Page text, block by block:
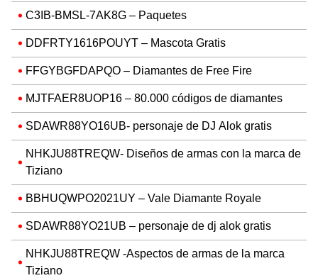
C3IB-BMSL-7AK8G – Paquetes
DDFRTY1616POUYT – Mascota Gratis
FFGYBGFDAPQO – Diamantes de Free Fire
MJTFAER8UOP16 – 80.000 códigos de diamantes
SDAWR88YO16UB- personaje de DJ Alok gratis
NHKJU88TREQW- Diseños de armas con la marca de
Tiziano
BBHUQWPO2021UY – Vale Diamante Royale
SDAWR88YO21UB – personaje de dj alok gratis
NHKJU88TREQW -Aspectos de armas de la marca
Tiziano